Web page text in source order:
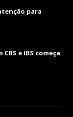
para
e IBS começa